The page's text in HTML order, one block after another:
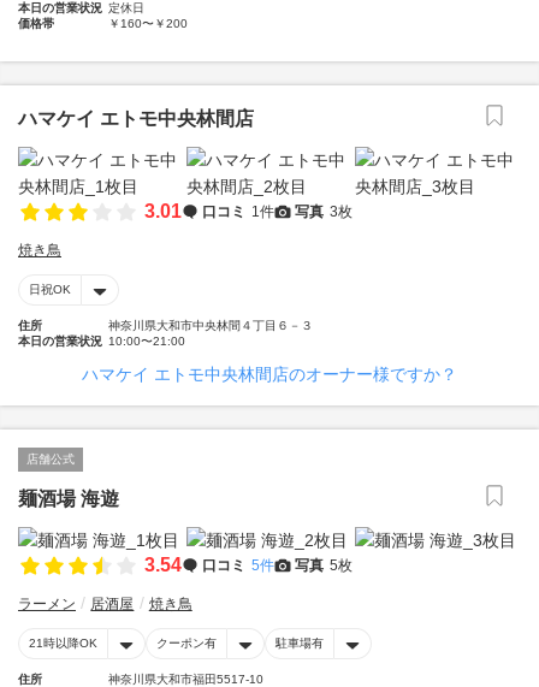
本日の営業状況 定休日
価格帯
￥160〜￥200
ハマケイ エトモ中央林間店
3.01 口コミ 1件 写真 3枚
焼き鳥
日祝OK
住所
神奈川県大和市中央林間４丁目６－３
本日の営業状況 10:00〜21:00
ハマケイ エトモ中央林間店のオーナー様ですか？
店舗公式
麺酒場 海遊
3.54 口コミ 5件 写真 5枚
ラーメン 居酒屋 焼き鳥
21時以降OK クーポン有 駐車場有
住所
神奈川県大和市福田5517-10